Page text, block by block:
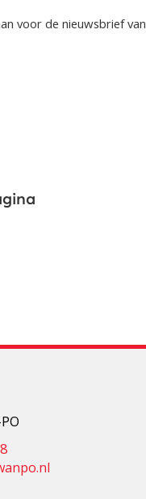
voor de nieuwsbrief van